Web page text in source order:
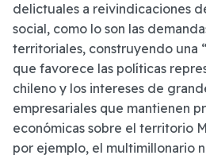
delictuales a reivindicaciones
social, como lo son las
territoriales, construyendo una
que favorece las políticas
chileno y los intereses de
empresariales que mantienen
económicas sobre el territorio
por ejemplo, el multimillonario